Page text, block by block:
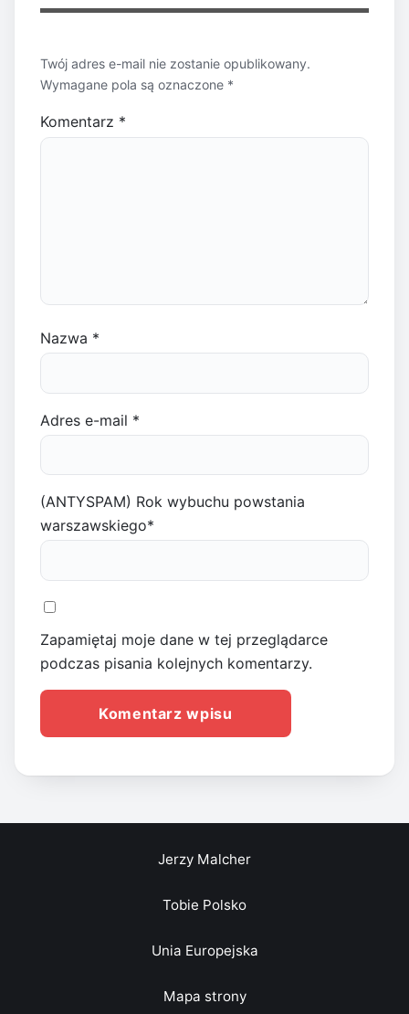
Twój adres e-mail nie zostanie opublikowany.
Wymagane pola są oznaczone *
Komentarz *
Nazwa *
Adres e-mail *
(ANTYSPAM) Rok wybuchu powstania
warszawskiego*
Zapamiętaj moje dane w tej przeglądarce
podczas pisania kolejnych komentarzy.
Jerzy Malcher
Tobie Polsko
Unia Europejska
Mapa strony